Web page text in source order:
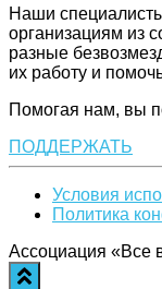
Наши
организациям из
разные
их работу и
Помогая нам, вы
ПОДДЕРЖАТЬ
Условия
Политика
Ассоциация «Все